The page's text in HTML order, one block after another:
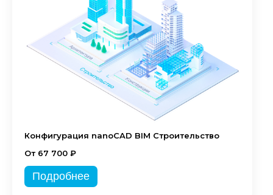
Конфигурация nanoCAD BIM Строительство
От 67 700 ₽
Подробнее